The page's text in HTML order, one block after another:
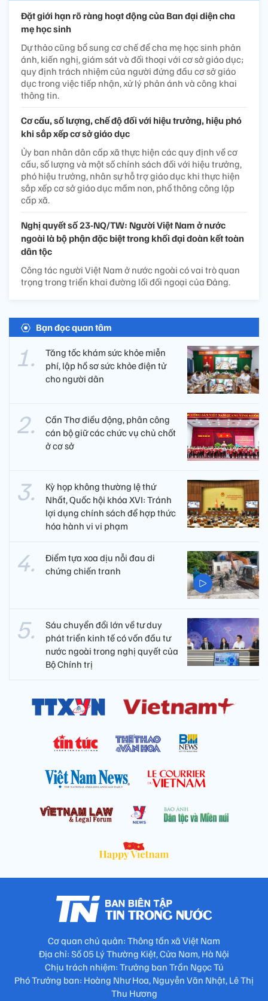
Đặt giới hạn rõ ràng hoạt động của Ban đại diện cha
mẹ học sinh
Dự thảo cũng bổ sung cơ chế để cha mẹ học sinh phản
ánh, kiến nghị, giám sát và đối thoại với cơ sở giáo dục;
quy định trách nhiệm của người đứng đầu cơ sở giáo
dục trong việc tiếp nhận, xử lý phản ánh và công khai
thông tin.
Cơ cấu, số lượng, chế độ đối với hiệu trưởng, hiệu phó
khi sắp xếp cơ sở giáo dục
Ủy ban nhân dân cấp xã thực hiện các quy định về cơ
cấu, số lượng và một số chính sách đối với hiệu trưởng,
phó hiệu trưởng, nhân sự hỗ trợ giáo dục khi thực hiện
sắp xếp cơ sở giáo dục mầm non, phổ thông công lập
cấp xã.
Nghị quyết số 23-NQ/TW: Người Việt Nam ở nước
ngoài là bộ phận đặc biệt trong khối đại đoàn kết toàn
dân tộc
Công tác người Việt Nam ở nước ngoài có vai trò quan
trọng trong triển khai đường lối đối ngoại của Đảng.
Bạn đọc quan tâm
Tăng tốc khám sức khỏe miễn
phí, lập hồ sơ sức khỏe điện tử
cho người dân
Cần Thơ điều động, phân công
cán bộ giữ các chức vụ chủ chốt
ở cơ sở
Kỳ họp không thường lệ thứ
Nhất, Quốc hội khóa XVI: Tránh
lợi dụng chính sách để hợp thức
hóa hành vi vi phạm
Điểm tựa xoa dịu nỗi đau di
chứng chiến tranh
Sáu chuyển đổi lớn về tư duy
phát triển kinh tế có vốn đầu tư
nước ngoài trong nghị quyết của
Bộ Chính trị
Cơ quan chủ quản: Thông tấn xã Việt Nam
Địa chỉ: Số 05 Lý Thường Kiệt, Cửa Nam, Hà Nội
Chịu trách nhiệm: Trưởng ban Trần Ngọc Tú
Phó Trưởng ban: Hoàng Như Hoa, Nguyễn Văn Nhật, Lê Thị
Thu Hương